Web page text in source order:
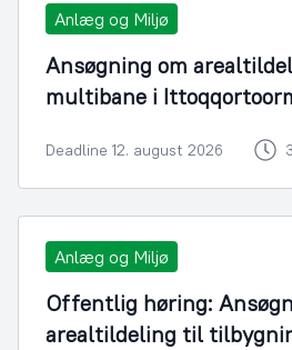
Anlæg og Miljø
Ansøgning om
multibane i
Deadline 12. august 2026
Anlæg og Miljø
Offentlig høring:
arealtildeling til